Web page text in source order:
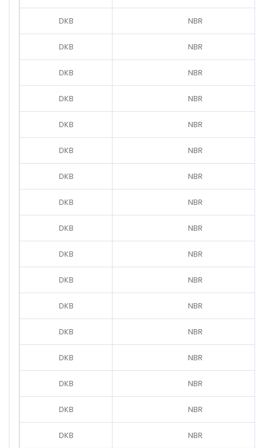
DKB NBR
DKB NBR
DKB NBR
DKB NBR
DKB NBR
DKB NBR
DKB NBR
DKB NBR
DKB NBR
DKB NBR
DKB NBR
DKB NBR
DKB NBR
DKB NBR
DKB NBR
DKB NBR
DKB NBR